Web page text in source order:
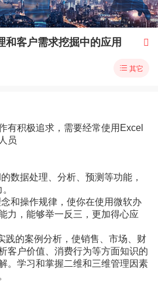
和客户需求挖掘中的应用 
 其它
有积极追求，需要经常使用Excel
员
数据处理、分析、预测等功能，
和操作规律，使你在使用微软办
力，能够举一反三，更加得心应
践的案例分析，使销售、市场、财
客户价值、消费行为等方面知识的
。学习和掌握二维和三维管理因素